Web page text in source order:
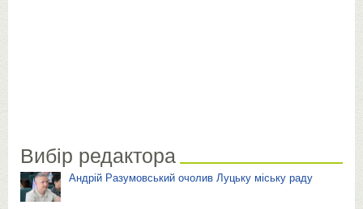
Вибір редактора
Андрій Разумовський очолив Луцьку міську раду